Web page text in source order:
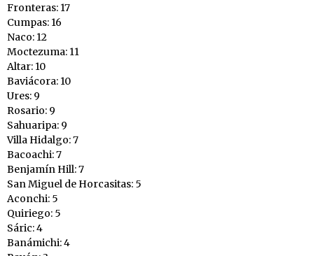
Fronteras: 17
Cumpas: 16
Naco: 12
Moctezuma: 11
Altar: 10
Baviácora: 10
Ures: 9
Rosario: 9
Sahuaripa: 9
Villa Hidalgo: 7
Bacoachi: 7
Benjamín Hill: 7
San Miguel de Horcasitas: 5
Aconchi: 5
Quiriego: 5
Sáric: 4
Banámichi: 4